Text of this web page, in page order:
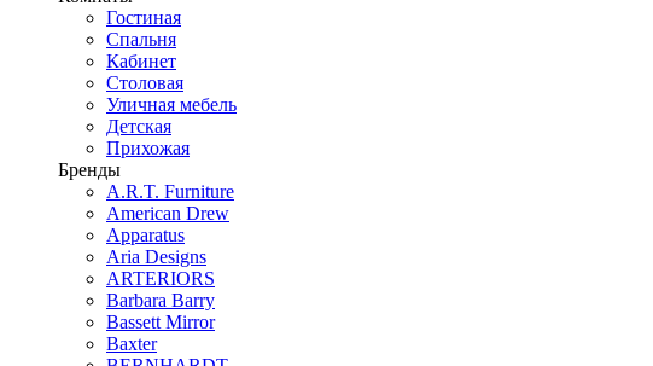
Гостиная
Спальня
Кабинет
Столовая
Уличная мебель
Детская
Прихожая
Бренды
A.R.T. Furniture
American Drew
Apparatus
Aria Designs
ARTERIORS
Barbara Barry
Bassett Mirror
Baxter